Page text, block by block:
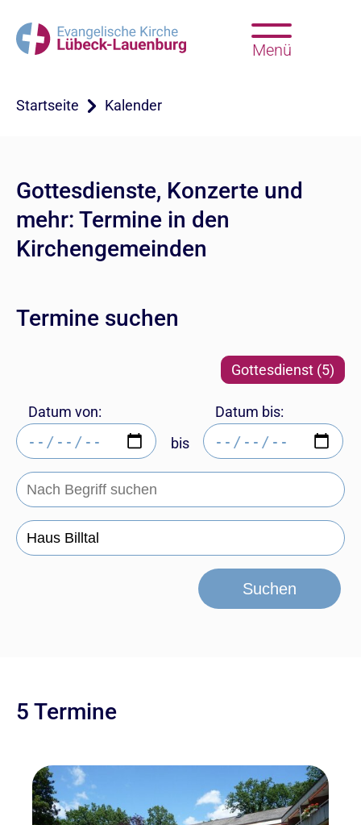
Menü
Startseite Kalender
Gottesdienste, Konzerte und
mehr: Termine in den
Kirchengemeinden
Termine suchen
Gottesdienst (5)
Datum von:
bis
Datum bis:
Suchen
5 Termine